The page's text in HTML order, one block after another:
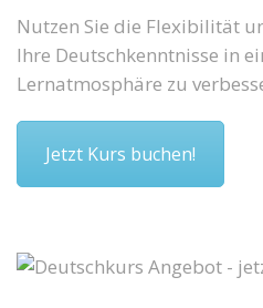
Nutzen Sie die Flexibilität
Ihre Deutschkenntnisse in
Lernatmosphäre zu
Jetzt Kurs buchen!